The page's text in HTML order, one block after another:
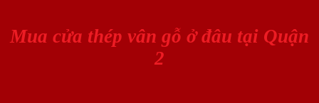
Mua cửa thép vân gỗ ở đâu tại Quận
2